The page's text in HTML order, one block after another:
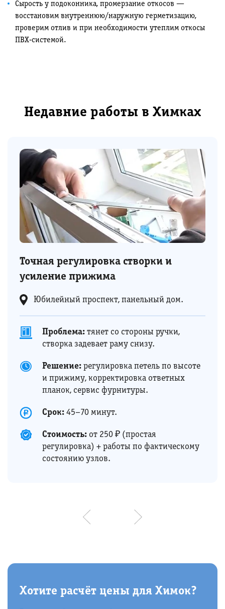
Сырость у подоконника, промерзание откосов —
восстановим внутреннюю/наружную герметизацию,
проверим отлив и при необходимости утеплим откосы
ПВХ‑системой.
Недавние работы в Химках
Точная регулировка створки и
усиление прижима
Юбилейный проспект, панельный дом.
Проблема: тянет со стороны ручки,
створка задевает раму снизу.
Решение: регулировка петель по высоте
и прижиму, корректировка ответных
планок, сервис фурнитуры.
Срок: 45–70 минут.
Стоимость: от 250 ₽ (простая
регулировка) + работы по фактическому
состоянию узлов.
Хотите расчёт цены для Химок?